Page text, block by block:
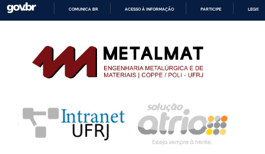
CONTEÚDO
COMUNICA BR ACESSO À INFORMAÇÃO PARTICIPE